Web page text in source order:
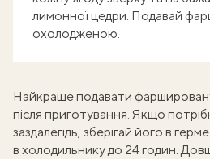
лимонної цедри. Подавай
охолодженою.
Найкраще подавати
після приготування. Якщо
заздалегідь, зберігай його в
в холодильнику до 24 годин.